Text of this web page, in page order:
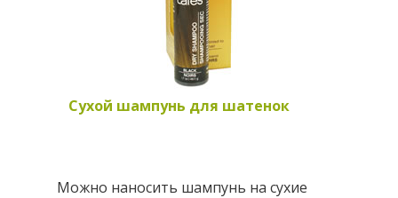
Сухой шампунь для шатенок
Можно наносить шампунь на сухие